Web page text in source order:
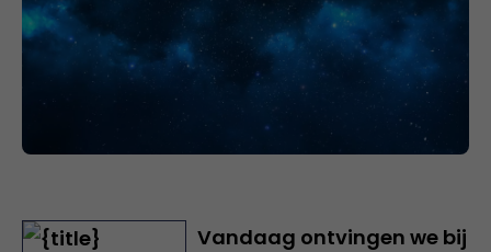
Vandaag ontvingen we bij